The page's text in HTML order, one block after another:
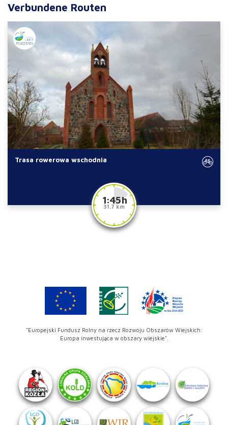
Verbundene Routen
Trasa rowerowa wschodnia
1:45 h
31.7 km
"Europejski Fundusz Rolny na rzecz Rozwoju Obszarów Wiejskich:
Europa inwestująca w obszary wiejskie".